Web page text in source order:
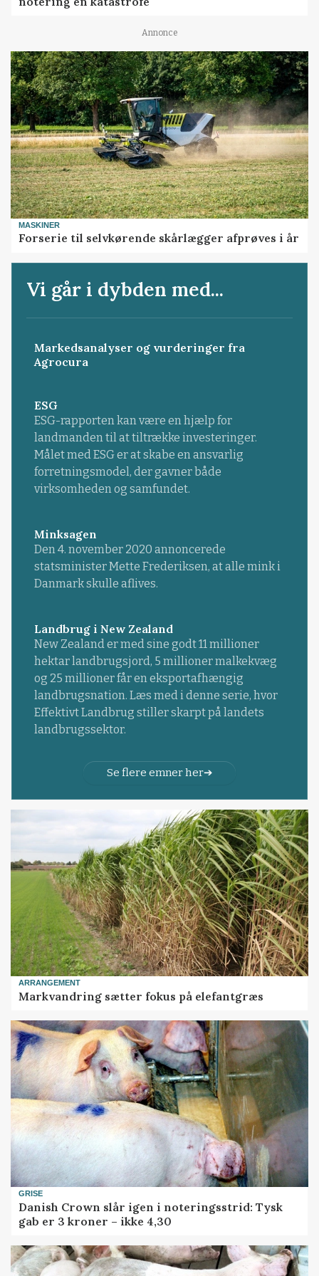
Annonce
MASKINER
Forserie til selvkørende skårlægger afprøves i år
Vi går i dybden med...
Markedsanalyser og vurderinger fra
Agrocura
ESG
ESG-rapporten kan være en hjælp for
landmanden til at tiltrække investeringer.
Målet med ESG er at skabe en ansvarlig
forretningsmodel, der gavner både
virksomheden og samfundet.
Minksagen
Den 4. november 2020 annoncerede
statsminister Mette Frederiksen, at alle mink i
Danmark skulle aflives.
Landbrug i New Zealand
New Zealand er med sine godt 11 millioner
hektar landbrugsjord, 5 millioner malkekvæg
og 25 millioner får en eksportafhængig
landbrugsnation. Læs med i denne serie, hvor
Effektivt Landbrug stiller skarpt på landets
landbrugssektor.
Se flere emner her
ARRANGEMENT
Markvandring sætter fokus på elefantgræs
GRISE
Danish Crown slår igen i noteringsstrid: Tysk
gab er 3 kroner – ikke 4,30